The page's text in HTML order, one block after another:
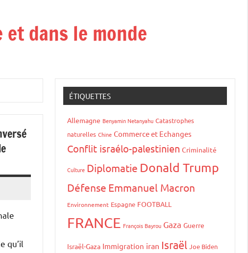
dans le monde
qu’il
ÉTIQUETTES
Allemagne Benyamin Netanyahu Catastrophes
naturelles Chine Commerce et Echanges
Conflit israélo-palestinien Criminalité
Culture Diplomatie Donald Trump
Défense Emmanuel Macron
Environnement Espagne FOOTBALL
FRANCE François Bayrou Gaza Guerre
Israël-Gaza Immigration iran Israël Joe Biden